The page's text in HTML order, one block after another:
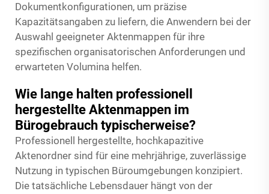
Dokumentkonfigurationen, um präzise
Kapazitätsangaben zu liefern, die Anwendern bei der
Auswahl geeigneter Aktenmappen für ihre
spezifischen organisatorischen Anforderungen und
erwarteten Volumina helfen.
Wie lange halten professionell
hergestellte Aktenmappen im
Bürogebrauch typischerweise?
Professionell hergestellte, hochkapazitive
Aktenordner sind für eine mehrjährige, zuverlässige
Nutzung in typischen Büroumgebungen konzipiert.
Die tatsächliche Lebensdauer hängt von der